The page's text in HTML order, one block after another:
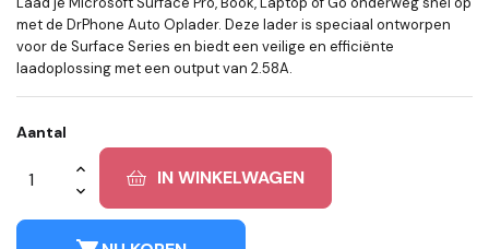
met de DrPhone Auto Oplader. Deze lader is speciaal ontworpen
voor de Surface Series en biedt een veilige en efficiënte
laadoplossing met een output van 2.58A.
Aantal
IN WINKELWAGEN